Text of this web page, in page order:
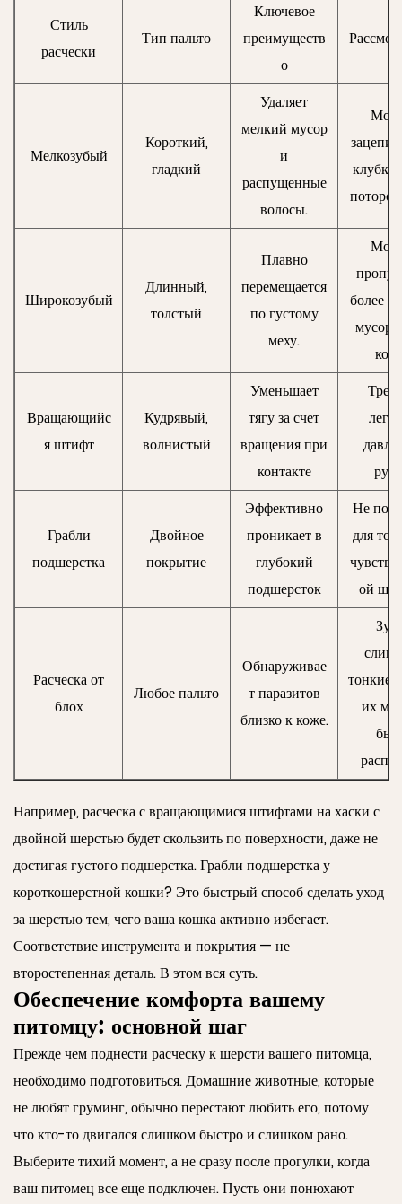
Стиль
расчески
Тип пальто
Ключевое
преимуществ
о
Мелкозубый
Короткий,
гладкий
Удаляет
мелкий мусор
и
распущенные
волосы.
Широкозубый
Длинный,
толстый
Плавно
перемещается
по густому
меху.
более
мусор
Вращающийс
я штифт
Кудрявый,
волнистый
Уменьшает
тягу за счет
вращения при
контакте
Грабли
подшерстка
Двойное
покрытие
Эффективно
проникает в
глубокий
подшерсток
Не
для
ой
Расческа от
блох
Любое пальто
Обнаруживае
т паразитов
близко к коже.
тонкие,
их
Например, расческа с вращающимися штифтами на хаски с
двойной шерстью будет скользить по поверхности, даже не
достигая густого подшерстка. Грабли подшерстка у
короткошерстной кошки? Это быстрый способ сделать уход
за шерстью тем, чего ваша кошка активно избегает.
Соответствие инструмента и покрытия — не
второстепенная деталь. В этом вся суть.
Обеспечение комфорта вашему
питомцу: основной шаг
Прежде чем поднести расческу к шерсти вашего питомца,
необходимо подготовиться. Домашние животные, которые
не любят груминг, обычно перестают любить его, потому
что кто-то двигался слишком быстро и слишком рано.
Выберите тихий момент, а не сразу после прогулки, когда
ваш питомец все еще подключен. Пусть они понюхают